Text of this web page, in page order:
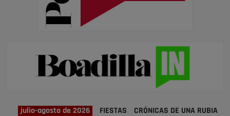
julio-agosto de 2026 FIESTAS
CRÓNICAS DE UNA RUBIA